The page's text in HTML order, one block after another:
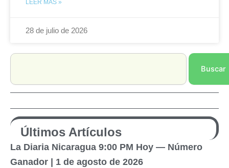
LEER MÁS »
28 de julio de 2026
Search
Buscar
Últimos Artículos
La Diaria Nicaragua 9:00 PM Hoy — Número
Ganador | 1 de agosto de 2026